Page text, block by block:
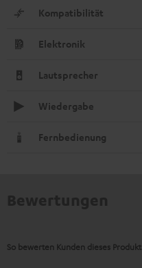
Kompatibilität
Elektronik
Lautsprecher
Wiedergabe
Fernbedienung
So bewerten Kunden dieses Produkt